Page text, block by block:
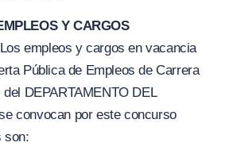
Y CARGOS
empleos y cargos en vacancia
Pública de Empleos de Carrera
DEPARTAMENTO DEL
convocan por este concurso
son: